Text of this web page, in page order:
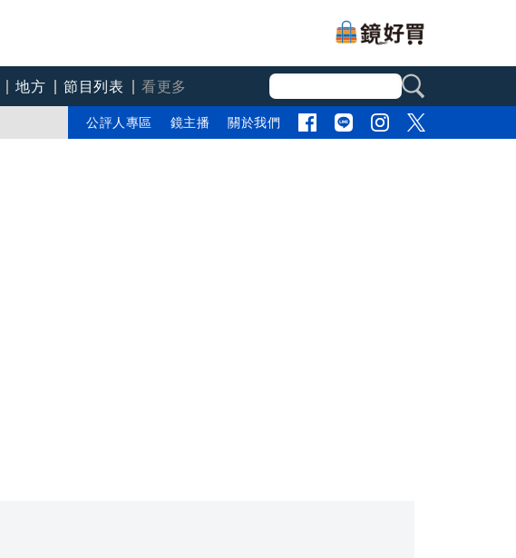
地方 節目列表
看更多
公評人專區 鏡主播 關於我們